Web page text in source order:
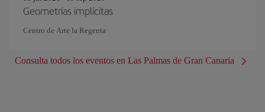
Geometrías implícitas
Centro de Arte la Regenta
Consulta todos los eventos en Las Palmas de Gran Canaria